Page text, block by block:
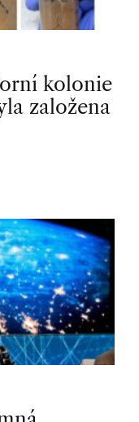
kolonie
založena